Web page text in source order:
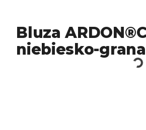
Bluza
niebiesko-